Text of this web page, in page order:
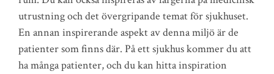
utrustning och det övergripande temat för sjukhuset.
En annan inspirerande aspekt av denna miljö är de
patienter som finns där. På ett sjukhus kommer du att
ha många patienter, och du kan hitta inspiration